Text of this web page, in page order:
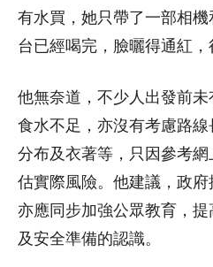
有水買，她只帶了一部相
台已經喝完，臉曬得通紅，
他無奈道，不少人出發前
食水不足，亦沒有考慮路
分布及衣著等，只因參考
估實際風險。他建議，政府
亦應同步加強公眾教育，
及安全準備的認識。